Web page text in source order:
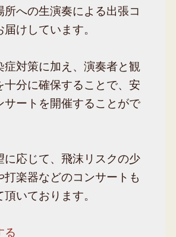
所への生演奏による出張コ
けしています。
症対策に加え、演奏者と観
十分に確保することで、安
サートを開催することがで
に応じて、飛沫リスクの少
打楽器などのコンサートも
いております。
る